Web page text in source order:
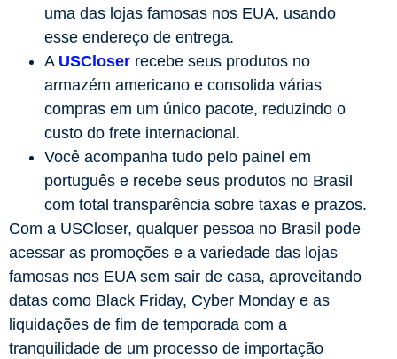
uma das lojas famosas nos EUA, usando
esse endereço de entrega.
A USCloser recebe seus produtos no
armazém americano e consolida várias
compras em um único pacote, reduzindo o
custo do frete internacional.
Você acompanha tudo pelo painel em
português e recebe seus produtos no Brasil
com total transparência sobre taxas e prazos.
Com a USCloser, qualquer pessoa no Brasil pode
acessar as promoções e a variedade das lojas
famosas nos EUA sem sair de casa, aproveitando
datas como Black Friday, Cyber Monday e as
liquidações de fim de temporada com a
tranquilidade de um processo de importação